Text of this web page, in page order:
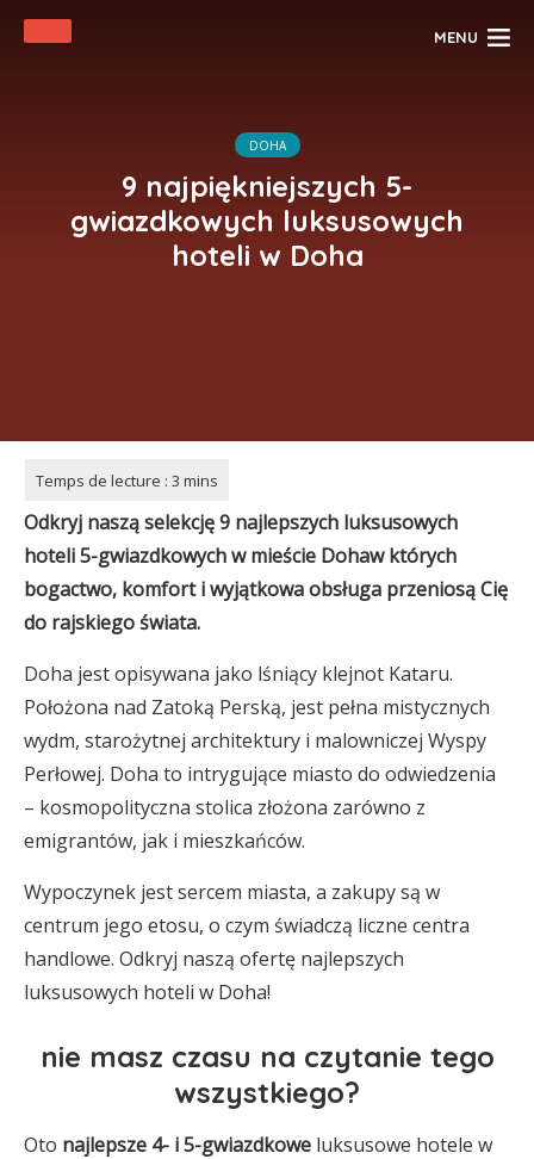
MENU
DOHA
9 najpiękniejszych 5-
gwiazdkowych luksusowych
hoteli w Doha
Odkryj naszą selekcję 9 najlepszych luksusowych
hoteli 5-gwiazdkowych w mieście Dohaw których
bogactwo, komfort i wyjątkowa obsługa przeniosą Cię
do rajskiego świata.
Doha jest opisywana jako lśniący klejnot Kataru.
Położona nad Zatoką Perską, jest pełna mistycznych
wydm, starożytnej architektury i malowniczej Wyspy
Perłowej. Doha to intrygujące miasto do odwiedzenia
– kosmopolityczna stolica złożona zarówno z
emigrantów, jak i mieszkańców.
Wypoczynek jest sercem miasta, a zakupy są w
centrum jego etosu, o czym świadczą liczne centra
handlowe. Odkryj naszą ofertę najlepszych
luksusowych hoteli w Doha!
nie masz czasu na czytanie tego
wszystkiego?
Oto najlepsze 4- i 5-gwiazdkowe luksusowe hotele w